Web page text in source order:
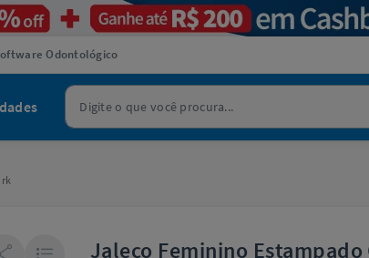
Odontológico
Jaleco Feminino